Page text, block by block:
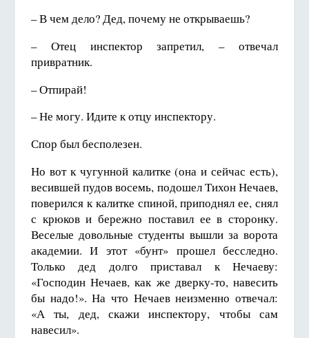
– В чем дело? Дед, почему не открываешь?
– Отец инспектор запретил, – отвечал
привратник.
– Отпирай!
– Не могу. Идите к отцу инспектору.
Спор был бесполезен.
Но вот к чугунной калитке (она и сейчас есть),
ве­сившей пудов восемь, подошел Тихон Нечаев,
поверился к калитке спиной, приподнял ее, снял
с крюков и бережно по­ставил ее в сторонку.
Веселые довольные студенты вышли за ворота
академии. И этот «бунт» прошел бесследно.
Только дед долго приставал к Нечаеву:
«Господин Нечаев, как же дверку-то, навесить
бы надо!». На что Нечаев неизменно отвечал:
«А ты, дед, скажи инспектору, чтобы сам
навесил».